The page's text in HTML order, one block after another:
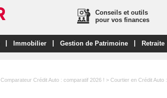
Conseils et outils
pour vos finances
Immobilier Gestion de Patrimoine Retraite
Comparateur Crédit Auto : comparatif 2026 ! > Courtier en Crédit Auto :